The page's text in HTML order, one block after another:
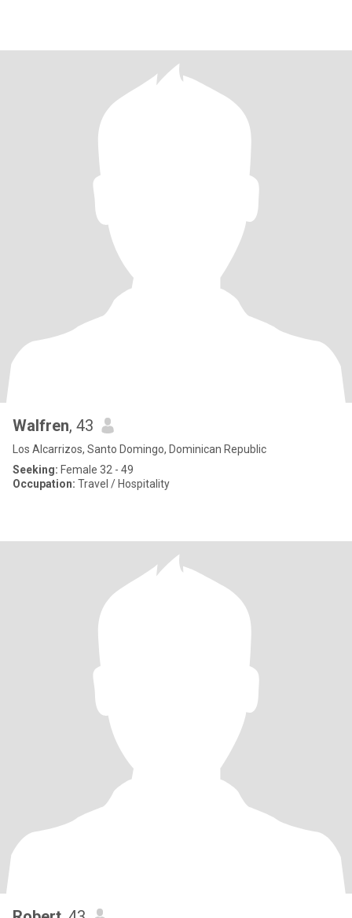
Walfren, 43
Los Alcarrizos, Santo Domingo, Dominican Republic
Seeking: Female 32 - 49
Occupation: Travel / Hospitality